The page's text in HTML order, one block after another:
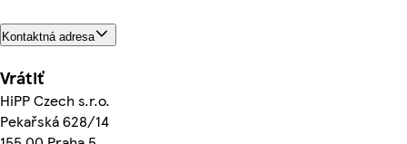
Kontaktná adresa
Vrátiť
HiPP Czech s.r.o.
Pekařská 628/14